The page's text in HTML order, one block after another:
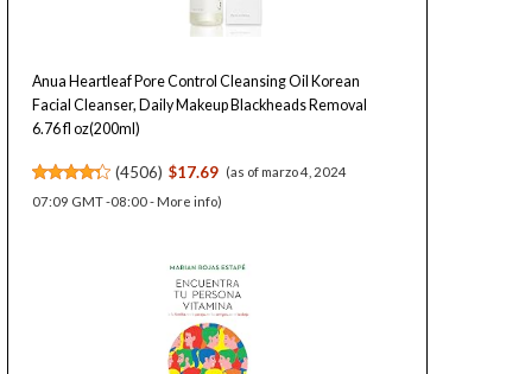
Anua Heartleaf Pore Control Cleansing Oil Korean
Facial Cleanser, Daily Makeup Blackheads Removal
6.76 fl oz(200ml)
(4506) $17.69 (as of marzo 4, 2024
07:09 GMT -08:00 - More info)